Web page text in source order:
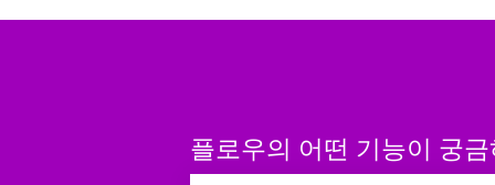
플로우의 어떤 기능이 궁